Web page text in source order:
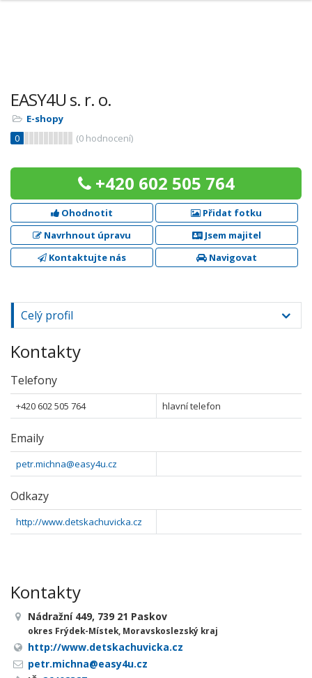
EASY4U s. r. o.
E-shopy
0
(0 hodnocení)
+420 602 505 764
Ohodnotit
Přidat fotku
Navrhnout úpravu
Jsem majitel
Kontaktujte nás
Navigovat
Celý profil
Kontakty
Telefony
+420 602 505 764 hlavní telefon
Emaily
petr.michna@easy4u.cz
Odkazy
http://www.detskachuvicka.cz
Kontakty
Nádražní 449, 739 21 Paskov
okres Frýdek-Místek, Moravskoslezský kraj
http://www.detskachuvicka.cz
petr.michna@easy4u.cz